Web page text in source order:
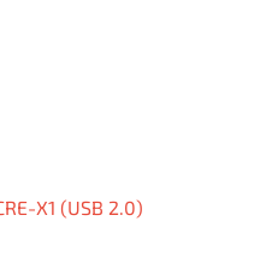
X1 (USB 2.0)